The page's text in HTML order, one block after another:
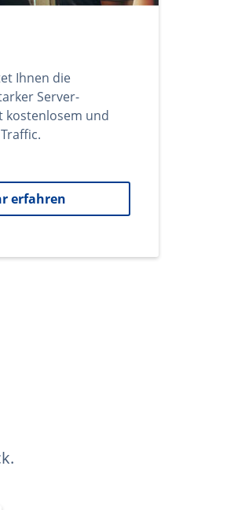
Ihnen die
Server-
kostenlosem und
erfahren